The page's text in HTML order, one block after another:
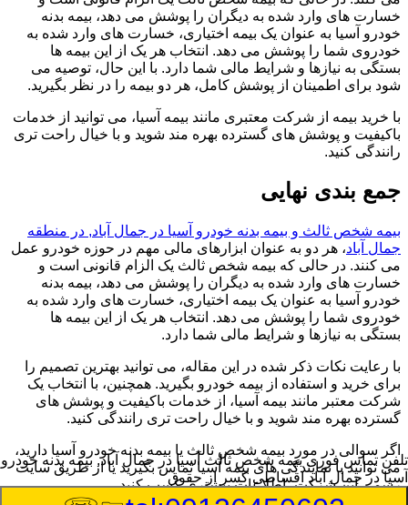
خسارت های وارد شده به دیگران را پوشش می دهد، بیمه بدنه
خودرو آسیا به عنوان یک بیمه اختیاری، خسارت های وارد شده به
خودروی شما را پوشش می دهد. انتخاب هر یک از این بیمه ها
بستگی به نیازها و شرایط مالی شما دارد. با این حال، توصیه می
شود برای اطمینان از پوشش کامل، هر دو بیمه را در نظر بگیرید.
با خرید بیمه از شرکت معتبری مانند بیمه آسیا، می توانید از خدمات
باکیفیت و پوشش های گسترده بهره مند شوید و با خیال راحت تری
رانندگی کنید.
جمع بندی نهایی
بیمه شخص ثالث و بیمه بدنه خودرو آسیا در جمال آباد, در منطقه
جمال آباد، هر دو به عنوان ابزارهای مالی مهم در حوزه خودرو عمل
می کنند. در حالی که بیمه شخص ثالث یک الزام قانونی است و
خسارت های وارد شده به دیگران را پوشش می دهد، بیمه بدنه
خودرو آسیا به عنوان یک بیمه اختیاری، خسارت های وارد شده به
خودروی شما را پوشش می دهد. انتخاب هر یک از این بیمه ها
بستگی به نیازها و شرایط مالی شما دارد.
با رعایت نکات ذکر شده در این مقاله، می توانید بهترین تصمیم را
برای خرید و استفاده از بیمه خودرو بگیرید. همچنین، با انتخاب یک
شرکت معتبر مانند بیمه آسیا، از خدمات باکیفیت و پوشش های
گسترده بهره مند شوید و با خیال راحت تری رانندگی کنید.
اگر سوالی در مورد بیمه شخص ثالث یا بیمه بدنه خودرو آسیا دارید،
می توانید با نمایندگی های بیمه آسیا تماس بگیرید یا از طریق سایت
رسمی این شرکت، اطلاعات بیشتری کسب کنید.
تلفن تماس فوریبیمه شخص ثالث آسیا در جمال آباد, بیمه بدنه خودرو
آسیا در جمال آباد اقساطی کسر از حقوق